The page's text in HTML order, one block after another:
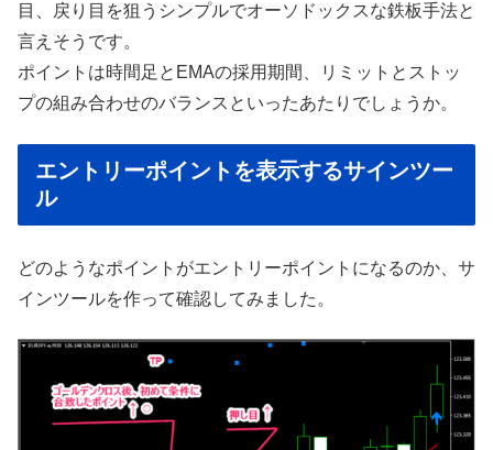
目、戻り目を狙うシンプルでオーソドックスな鉄板手法と
言えそうです。
ポイントは時間足とEMAの採用期間、リミットとストッ
プの組み合わせのバランスといったあたりでしょうか。
エントリーポイントを表示するサインツー
ル
どのようなポイントがエントリーポイントになるのか、サ
インツールを作って確認してみました。